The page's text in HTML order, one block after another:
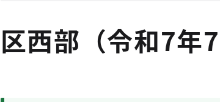
区西部（令和7年